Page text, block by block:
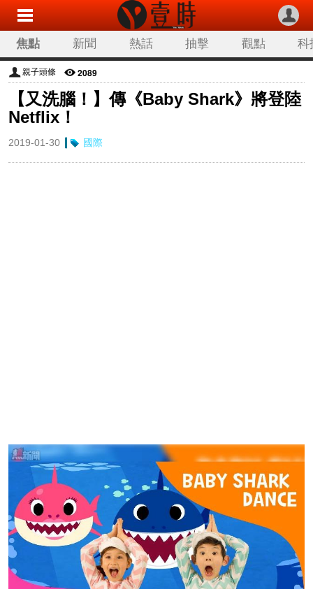
焦點 新聞 熱話 抽擊 觀點 科
親子頭條 2089
【又洗腦！】傳《Baby Shark》將登陸
Netflix！
2019-01-30 國際